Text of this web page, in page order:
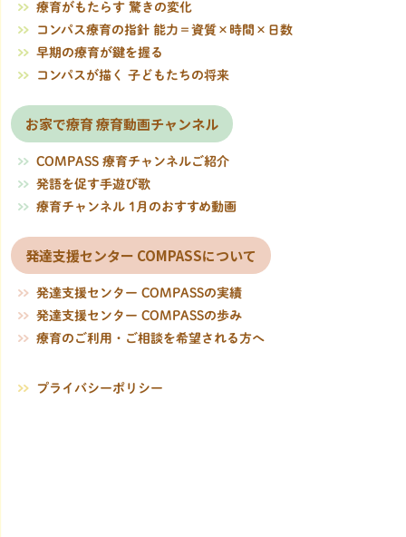
療育がもたらす 驚きの変化
コンパス療育の指針 能力＝資質×時間×日数
早期の療育が鍵を握る
コンパスが描く 子どもたちの将来
お家で療育 療育動画チャンネル
COMPASS 療育チャンネルご紹介
発語を促す手遊び歌
療育チャンネル 1月のおすすめ動画
発達支援センター COMPASSについて
発達支援センター COMPASSの実績
発達支援センター COMPASSの歩み
療育のご利用・ご相談を希望される方へ
プライバシーポリシー